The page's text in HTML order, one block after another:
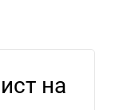
на